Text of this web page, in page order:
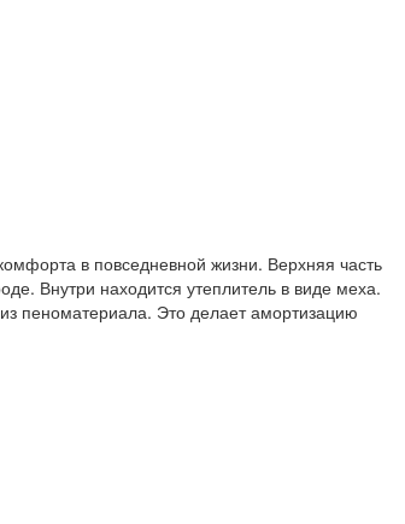
в повседневной жизни. Верхняя часть
Внутри находится утеплитель в виде меха.
пеноматериала. Это делает амортизацию